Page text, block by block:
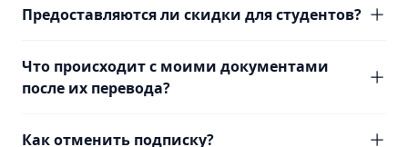
Предоставляются ли скидки для студентов?
Что происходит с моими документами
после их перевода?
Как отменить подписку?